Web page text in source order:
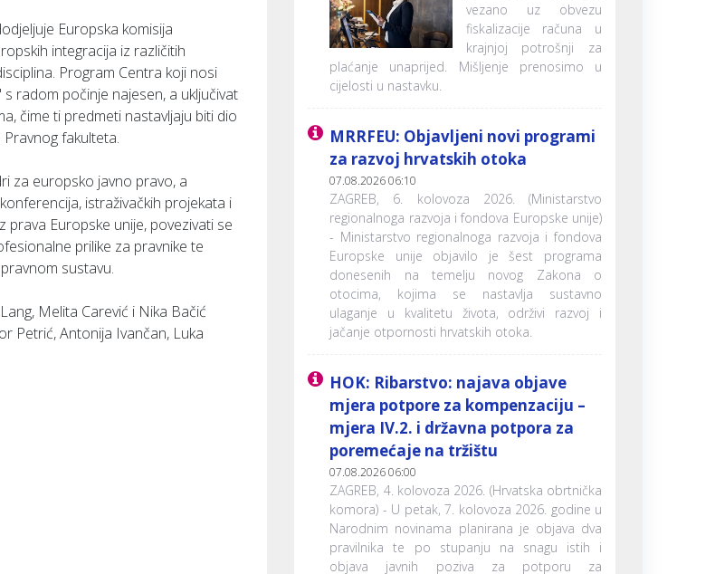
Europska komisija
integracija iz različitih
Program Centra koji nosi
radom počinje najesen, a uključivat
čime ti predmeti nastavljaju biti dio
fakulteta.
za europsko javno pravo, a
istraživačkih projekata i
prava Europske unije, povezivati se
prilike za pravnike te
sustavu.
Melita Carević i Nika Bačić
Petrić, Antonija Ivančan, Luka
vezano uz obvezu
fiskalizacije računa u
krajnjoj potrošnji za
plaćanje unaprijed. Mišljenje prenosimo u
cijelosti u nastavku.
MRRFEU: Objavljeni novi programi
za razvoj hrvatskih otoka
07.08.2026 06:10
ZAGREB, 6. kolovoza 2026. (Ministarstvo
regionalnoga razvoja i fondova Europske unije)
- Ministarstvo regionalnoga razvoja i fondova
Europske unije objavilo je šest programa
donesenih na temelju novog Zakona o
otocima, kojima se nastavlja sustavno
ulaganje u kvalitetu života, održivi razvoj i
jačanje otpornosti hrvatskih otoka.
HOK: Ribarstvo: najava objave
mjera potpore za kompenzaciju –
mjera IV.2. i državna potpora za
poremećaje na tržištu
07.08.2026 06:00
ZAGREB, 4. kolovoza 2026. (Hrvatska obrtnička
komora) - U petak, 7. kolovoza 2026. godine u
Narodnim novinama planirana je objava dva
pravilnika te po stupanju na snagu istih i
objava javnih poziva za potporu za